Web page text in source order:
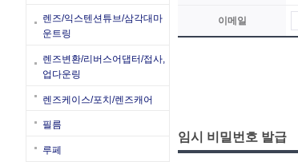
렌즈/익스텐션튜브/삼각대마
운트링
렌즈변환/리버스어댑터/접사,
업다운링
렌즈케이스/포치/렌즈캐어
필름
루페
이메일
임시 비밀번호 발급